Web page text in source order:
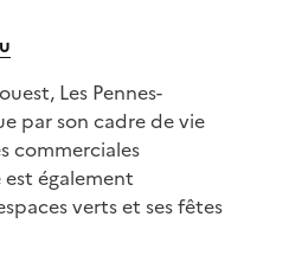
Les Pennes-
par son cadre de vie
commerciales
également
verts et ses fêtes